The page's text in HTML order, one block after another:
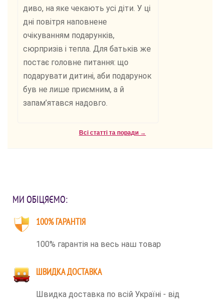
диво, на яке чекають усі діти. У ці
дні повітря наповнене
очікуванням подарунків,
сюрпризів і тепла. Для батьків же
постає головне питання: що
подарувати дитині, аби подарунок
був не лише приємним, а й
запам’ятався надовго.
Всі статті та поради →
МИ ОБІЦЯЄМО:
100% ГАРАНТІЯ
100% гарантія на весь наш товар
ШВИДКА ДОСТАВКА
Швидка доставка по всій Україні - від